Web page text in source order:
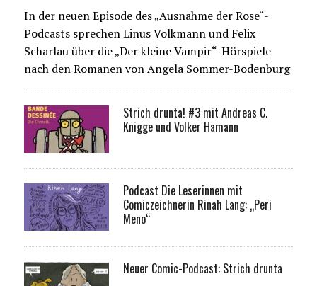
In der neuen Episode des „Ausnahme der Rose“-
Podcasts sprechen Linus Volkmann und Felix
Scharlau über die „Der kleine Vampir“-Hörspiele
nach den Romanen von Angela Sommer-Bodenburg
Strich drunta! #3 mit Andreas C.
Knigge und Volker Hamann
Podcast Die Leserinnen mit
Comiczeichnerin Rinah Lang: „Peri
Meno“
Neuer Comic-Podcast: Strich drunta